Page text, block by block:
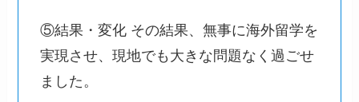
⑤結果・変化 その結果、無事に海外留学を
実現させ、現地でも大きな問題なく過ごせ
ました。